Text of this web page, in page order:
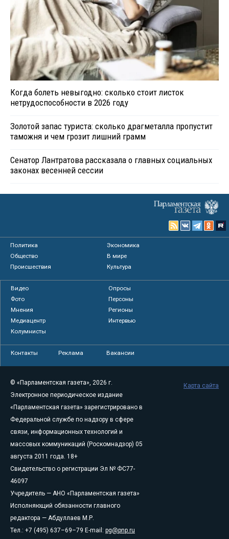
Когда болеть невыгодно: сколько стоит листок
нетрудоспособности в 2026 году
Золотой запас туриста: сколько драгметалла пропустит
таможня и чем грозит лишний грамм
Сенатор Лантратова рассказала о главных социальных
законах весенней сессии
Политика
Экономика
Общество
В мире
Происшествия
Культура
Видео
Опросы
Фото
Персоны
Мнения
Регионы
Медиацентр
Интервью
Колумнисты
Контакты Реклама Вакансии
© «Парламентская газета», 2026 г.
Электронное периодическое издание
«Парламентская газета» зарегистрировано в
Федеральной службе по надзору в сфере
связи, информационных технологий и
массовых коммуникаций (Роскомнадзор) 05
августа 2011 года. 18+
Свидетельство о регистрации Эл № ФС77-
46097
Учредитель — АНО «Парламентская газета»
Исполняющий обязанности главного
редактора — Абдуллаев М.Р.
Тел.: +7 (495) 637–69–79 E-mail: pg@pnp.ru
Карта сайта